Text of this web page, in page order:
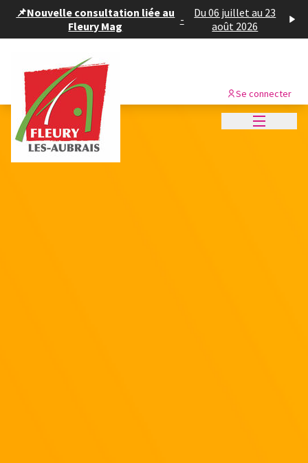
📌Nouvelle consultation liée au
Fleury Mag
-
Du 06 juillet au 23
août 2026
Menu
Se connecter
Panneau de gestion des cookies